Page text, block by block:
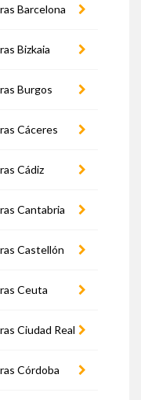
Barcelona
Bizkaia
Burgos
Cáceres
Cádiz
Cantabria
Castellón
Ceuta
Ciudad Real
Córdoba